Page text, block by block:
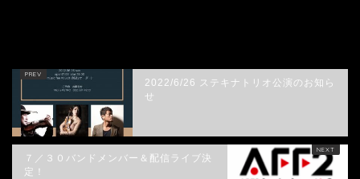
2022/6/26 ステキナトリオ公演のお知ら
せ
７／３０バンドメンバー＆配信ライブ決
定！